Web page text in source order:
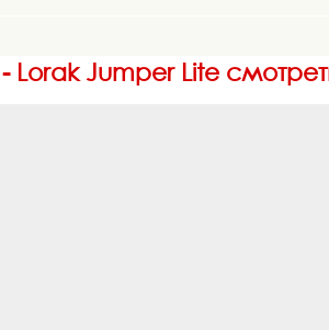
Lorak Jumper Lite